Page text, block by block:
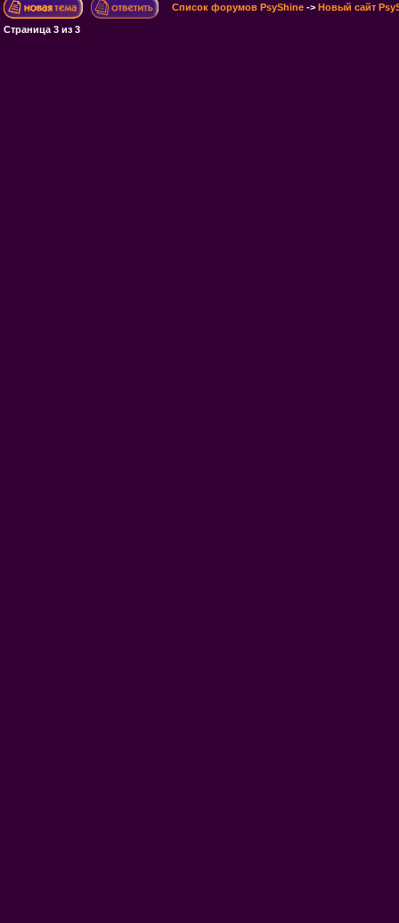
Список форумов PsyShine -> Новый сайт
Страница 3 из 3